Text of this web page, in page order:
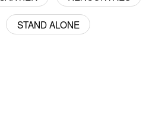
STAND ALONE